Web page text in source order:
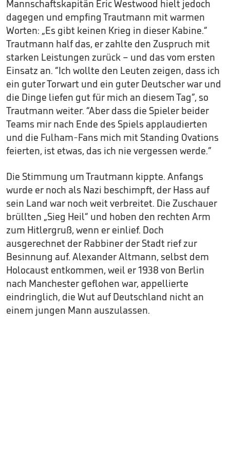
Mannschaftskapitän Eric Westwood hielt jedoch
dagegen und empfing Trautmann mit warmen
Worten: „Es gibt keinen Krieg in dieser Kabine.“
Trautmann half das, er zahlte den Zuspruch mit
starken Leistungen zurück – und das vom ersten
Einsatz an. “Ich wollte den Leuten zeigen, dass ich
ein guter Torwart und ein guter Deutscher war und
die Dinge liefen gut für mich an diesem Tag”, so
Trautmann weiter. “Aber dass die Spieler beider
Teams mir nach Ende des Spiels applaudierten
und die Fulham-Fans mich mit Standing Ovations
feierten, ist etwas, das ich nie vergessen werde.”
Die Stimmung um Trautmann kippte. Anfangs
wurde er noch als Nazi beschimpft, der Hass auf
sein Land war noch weit verbreitet. Die Zuschauer
brüllten „Sieg Heil“ und hoben den rechten Arm
zum Hitlergruß, wenn er einlief. Doch
ausgerechnet der Rabbiner der Stadt rief zur
Besinnung auf. Alexander Altmann, selbst dem
Holocaust entkommen, weil er 1938 von Berlin
nach Manchester geflohen war, appellierte
eindringlich, die Wut auf Deutschland nicht an
einem jungen Mann auszulassen.